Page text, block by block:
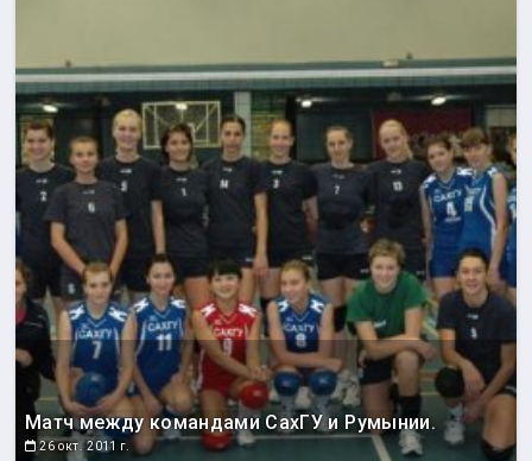
Матч между командами СахГУ и Румынии.
26 окт. 2011 г.